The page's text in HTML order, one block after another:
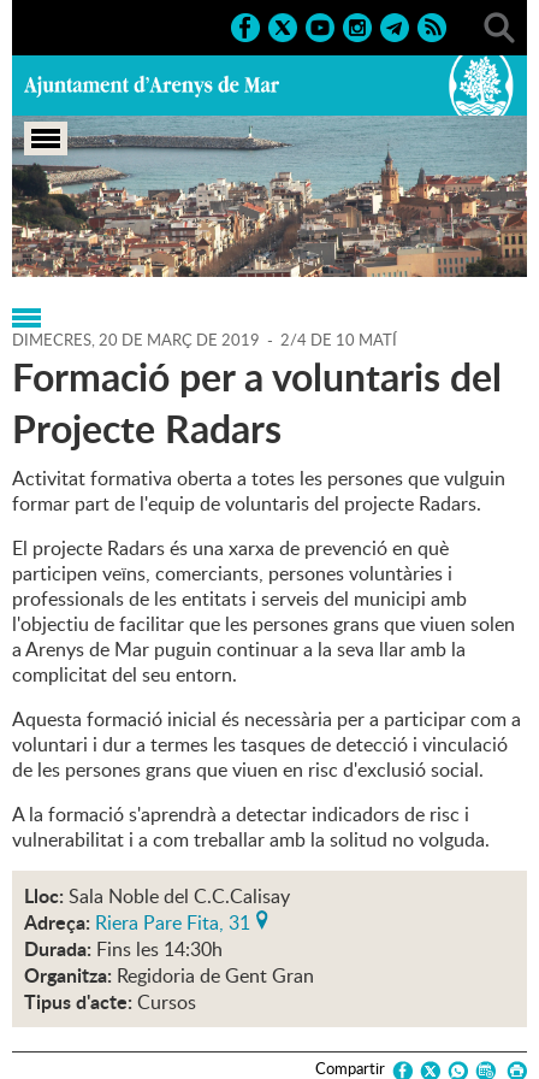
Portada > Regidories > Gent Gran > Agenda > 20-03-2019
DIMECRES,20 DE MARÇ DE 2019 - 2/4 DE 10 MATÍ
Formació per a voluntaris del
Projecte Radars
Activitat formativa oberta a totes les persones que vulguin
formar part de l'equip de voluntaris del projecte Radars.
El projecte Radars és una xarxa de prevenció en què
participen veïns, comerciants, persones voluntàries i
professionals de les entitats i serveis del municipi amb
l'objectiu de facilitar que les persones grans que viuen solen
a Arenys de Mar puguin continuar a la seva llar amb la
complicitat del seu entorn.
Aquesta formació inicial és necessària per a participar com a
voluntari i dur a termes les tasques de detecció i vinculació
de les persones grans que viuen en risc d'exclusió social.
A la formació s'aprendrà a detectar indicadors de risc i
vulnerabilitat i a com treballar amb la solitud no volguda.
Lloc: Sala Noble del C.C.Calisay
Adreça: Riera Pare Fita, 31
Durada: Fins les 14:30h
Organitza: Regidoria de Gent Gran
Tipus d'acte: Cursos
Compartir